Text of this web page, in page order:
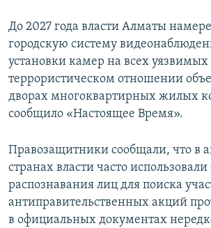
До 2027 года власти Алматы
городскую систему
установки камер на всех уязвимых
террористическом отношении
дворах многоквартирных жилых
сообщило «Настоящее Время».
Правозащитники сообщали, что в
странах власти часто
распознавания лиц для поиска
антиправительственных акций
в официальных документах